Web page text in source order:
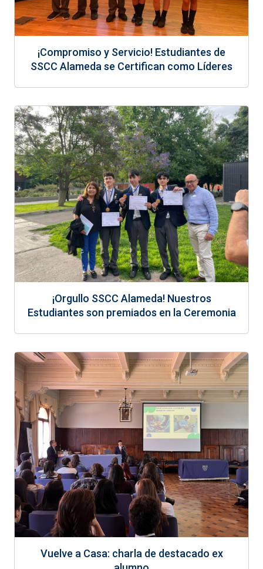
¡Compromiso y Servicio! Estudiantes de
SSCC Alameda se Certifican como Líderes
¡Orgullo SSCC Alameda! Nuestros
Estudiantes son premiados en la Ceremonia
Vuelve a Casa: charla de destacado ex